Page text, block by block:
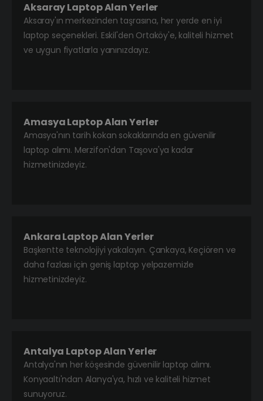
Aksaray Laptop Alan Yerler
Aksaray'ın merkezinden taşrasına, her yerde en iyi
laptop seçenekleri. Eskil'den Ortaköy'e, kaliteli hizmet
ve uygun fiyatlarla yanınızdayız.
Amasya Laptop Alan Yerler
Amasya'nın tarih kokan sokaklarında en güvenilir
laptop alımı. Merzifon'dan Taşova'ya kadar
hizmetinizdeyiz.
Ankara Laptop Alan Yerler
Başkentte teknolojiyi yakalayın. Çankaya, Keçiören ve
daha fazlası için geniş laptop yelpazemizle
hizmetinizdeyiz.
Antalya Laptop Alan Yerler
Antalya'nın her köşesinde güvenilir laptop alımı.
Konyaaltı'ndan Alanya'ya, hızlı ve kaliteli hizmet
sunuyoruz.